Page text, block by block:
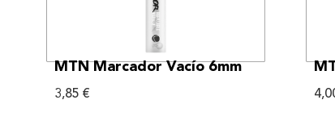
VER MÁS
MTN Marcador Vacío 6mm
3,85 €